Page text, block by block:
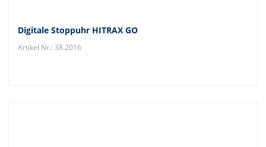
Digitale Stoppuhr HITRAX GO
Artikel Nr.: 38.2016